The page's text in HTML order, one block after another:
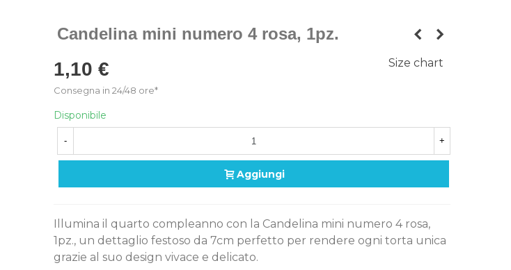
Candelina mini numero 4 rosa, 1pz.
1,10 €
Consegna in 24/48 ore*
Size chart
Disponibile
- +
Aggiungi
Illumina il quarto compleanno con la Candelina mini numero 4 rosa,
1pz., un dettaglio festoso da 7cm perfetto per rendere ogni torta unica
grazie al suo design vivace e delicato.